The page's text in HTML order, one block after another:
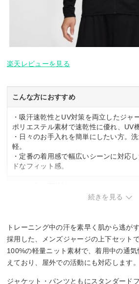
楽天レビューを見る
こんな方におすすめ
・吸汗速乾性とUV対策を両立したジャ
ポリエステル素材で速乾性に優れ、UV
・日々のお手入れを簡単にしたい方。
軽。
・定番の着用感で幅広いシーンに対応
ドなフィット感。
続きを見る
トレーニング中の汗を素早く肌から逃が
採用した、メンズジャージの上下セット
100%の軽量ニット素材で、着用中の通
えており、屋外での活動にも対応します。
ジャケット・パンツともにスタンダード